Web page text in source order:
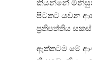
කියන්නේ
පිටතට යවන
ප්‍රතිපත්තිය
ඇත්තටම මේ